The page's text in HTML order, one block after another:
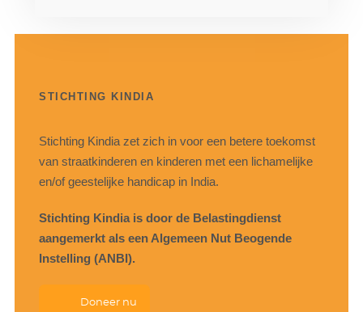
STICHTING KINDIA
Stichting Kindia zet zich in voor een betere toekomst
van straatkinderen en kinderen met een lichamelijke
en/of geestelijke handicap in India.
Stichting Kindia is door de Belastingdienst
aangemerkt als een Algemeen Nut Beogende
Instelling (ANBI).
Doneer nu